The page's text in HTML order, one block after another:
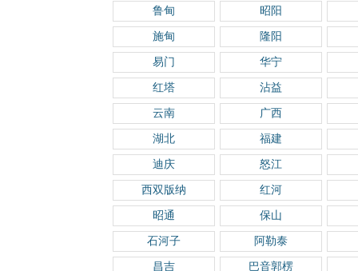
鲁甸 昭阳
施甸 隆阳
易门 华宁
红塔 沾益
云南 广西
湖北 福建
迪庆 怒江
西双版纳 红河
昭通 保山
石河子 阿勒泰
昌吉 巴音郭楞